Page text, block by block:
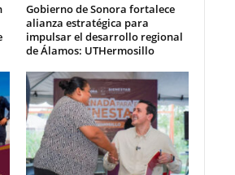
Gobierno de Sonora fortalece
alianza estratégica para
impulsar el desarrollo regional
de Álamos: UTHermosillo